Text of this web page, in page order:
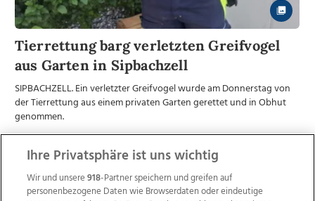
Tierrettung barg verletzten Greifvogel
aus Garten in Sipbachzell
SIPBACHZELL. Ein verletzter Greifvogel wurde am Donnerstag von
der Tierrettung aus einem privaten Garten gerettet und in Obhut
genommen.
Ihre Privatsphäre ist uns wichtig
Wir und unsere918-Partner speichern und greifen auf
personenbezogene Daten wie Browserdaten oder eindeutige